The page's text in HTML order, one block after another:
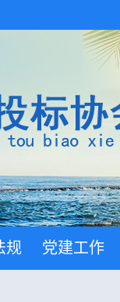
规 党建工作